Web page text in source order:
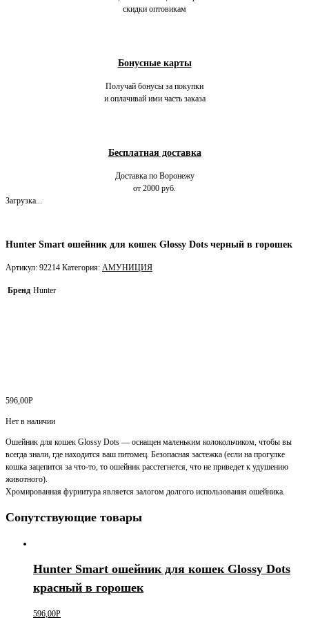
скидки оптовикам
Бонусные карты
Получай бонусы за покупки
и оплачивай ими часть заказа
Бесплатная доставка
Доставка по Воронежу
от 2000 руб.
Загрузка...
Hunter Smart ошейник для кошек Glossy Dots черный в горошек
Артикул: 92214 Категория: АМУНИЦИЯ
Бренд Hunter
596,00Р
Нет в наличии
Ошейник для кошек Glossy Dots — оснащен маленьким колокольчиком, чтобы вы
всегда знали, где находится ваш питомец. Безопасная застежка (если на прогулке
кошка зацепится за что-то, то ошейник расстегнется, что не приведет к удушению
животного).
Хромированная фурнитура является залогом долгого использования ошейника.
Сопутствующие товары
Hunter Smart ошейник для кошек Glossy Dots
красный в горошек
596,00Р